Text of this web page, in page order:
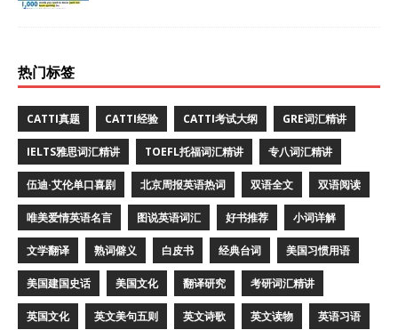
热门标签
CATTI真题 CATTI经验 CATTI考试大纲 GRE词汇精讲
IELTS雅思词汇精讲 TOEFL托福词汇精讲 专八词汇精讲
伍迪·艾伦单口喜剧 北京周报英语热词 双语全文 双语阅读
唯美爱情英语名言 图说英语词汇 好书推荐 小词详解
文学翻译 熟词僻义 白皮书 经典台词 美国习惯用语
美国建国史话 美国文化 翻译研究 考研词汇精讲
英国文化 英文美句五则 英文诗歌 英文读物 英语习语